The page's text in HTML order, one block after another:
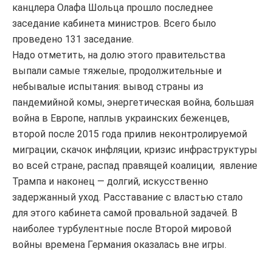
канцлера Олафа Шольца прошло последнее
заседание кабинета министров. Всего было
проведено 131 заседание.
Надо отметить, на долю этого правительства
выпали самые тяжелые, продолжительные и
небывалые испытания: вывод страны из
пандемийной комы, энергетическая война, большая
война в Европе, наплыв украинских беженцев,
второй после 2015 года прилив неконтролируемой
миграции, скачок инфляции, кризис инфраструктуры
во всей стране, распад правящей коалиции, явление
Трампа и наконец — долгий, искусственно
задержанный уход. Расставание с властью стало
для этого кабинета самой провальной задачей. В
наиболее турбулентные после Второй мировой
войны времена Германия оказалась вне игры.